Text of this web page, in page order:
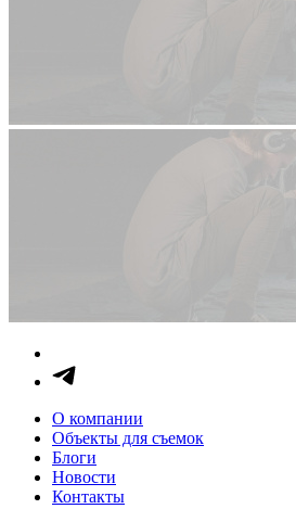
О компании
Объекты для съемок
Блоги
Новости
Контакты